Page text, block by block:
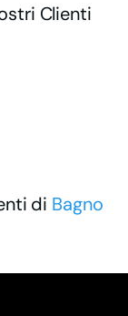
Clienti
di Bagno